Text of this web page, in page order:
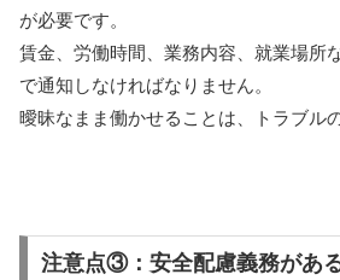
が必要です。
賃金、労働時間、業務内容、就業場所
で通知しなければなりません。
曖昧なまま働かせることは、トラブル
注意点③：安全配慮義務があ